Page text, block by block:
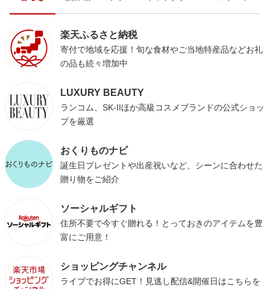
楽天ふるさと納税
寄付で地域を応援！旬な食材やご当地特産品などお礼
の品も続々増加中
LUXURY BEAUTY
ランコム、SK-IIほか高級コスメブランドの公式ショッ
プを厳選
おくりものナビ
誕生日プレゼントや出産祝いなど、シーンに合わせた
贈り物をご紹介
ソーシャルギフト
住所不要で今すぐ贈れる！とっておきのアイテムを豊
富にご用意！
ショッピングチャンネル
ライブでお得にGET！見逃し配信&開催日はこちらを